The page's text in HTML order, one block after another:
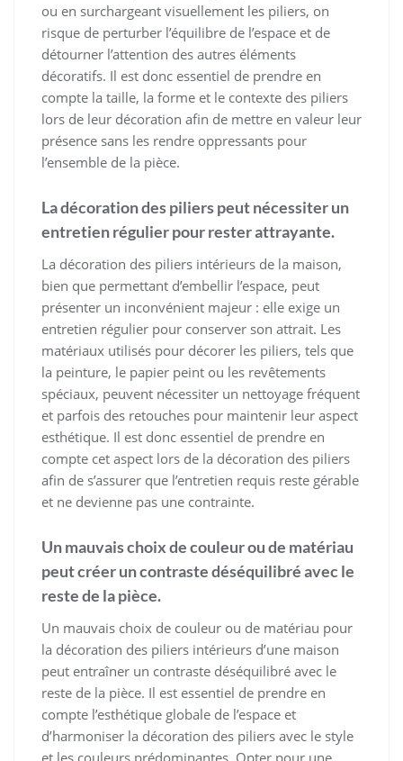
ou en surchargeant visuellement les piliers, on
risque de perturber l’équilibre de l’espace et de
détourner l’attention des autres éléments
décoratifs. Il est donc essentiel de prendre en
compte la taille, la forme et le contexte des piliers
lors de leur décoration afin de mettre en valeur leur
présence sans les rendre oppressants pour
l’ensemble de la pièce.
La décoration des piliers peut nécessiter un
entretien régulier pour rester attrayante.
La décoration des piliers intérieurs de la maison,
bien que permettant d’embellir l’espace, peut
présenter un inconvénient majeur : elle exige un
entretien régulier pour conserver son attrait. Les
matériaux utilisés pour décorer les piliers, tels que
la peinture, le papier peint ou les revêtements
spéciaux, peuvent nécessiter un nettoyage fréquent
et parfois des retouches pour maintenir leur aspect
esthétique. Il est donc essentiel de prendre en
compte cet aspect lors de la décoration des piliers
afin de s’assurer que l’entretien requis reste gérable
et ne devienne pas une contrainte.
Un mauvais choix de couleur ou de matériau
peut créer un contraste déséquilibré avec le
reste de la pièce.
Un mauvais choix de couleur ou de matériau pour
la décoration des piliers intérieurs d’une maison
peut entraîner un contraste déséquilibré avec le
reste de la pièce. Il est essentiel de prendre en
compte l’esthétique globale de l’espace et
d’harmoniser la décoration des piliers avec le style